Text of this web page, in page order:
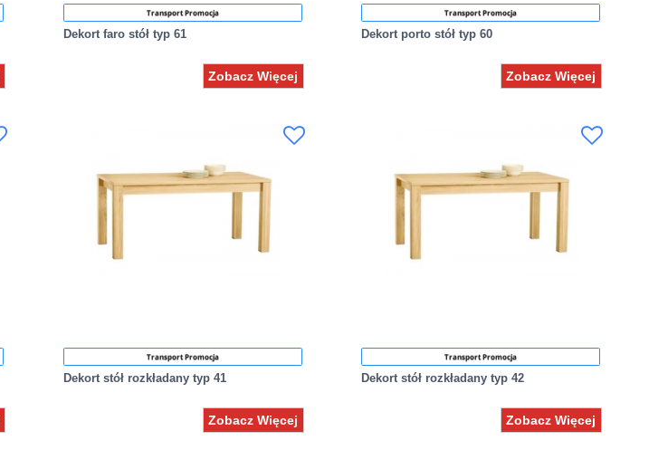
Transport Promocja
Dekort faro stół typ 61
Zobacz Więcej
Transport Promocja
Dekort porto stół typ 60
Zobacz Więcej
Transport Promocja
Dekort stół rozkładany typ 41
Zobacz Więcej
Transport Promocja
Dekort stół rozkładany typ 42
Zobacz Więcej